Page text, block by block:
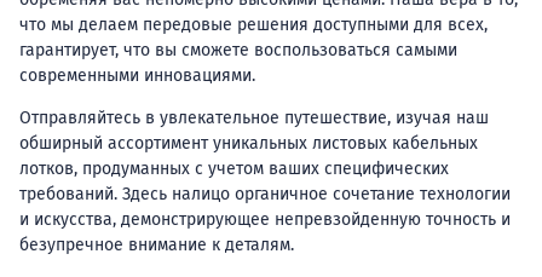
что мы делаем передовые решения доступными для всех,
гарантирует, что вы сможете воспользоваться самыми
современными инновациями.
Отправляйтесь в увлекательное путешествие, изучая наш
обширный ассортимент уникальных листовых кабельных
лотков, продуманных с учетом ваших специфических
требований. Здесь налицо органичное сочетание технологии
и искусства, демонстрирующее непревзойденную точность и
безупречное внимание к деталям.